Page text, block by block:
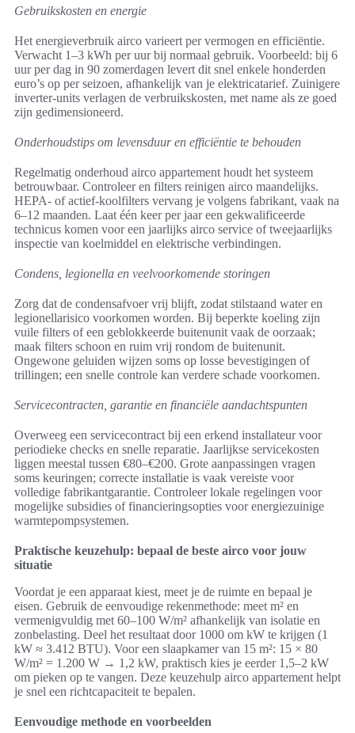
Gebruikskosten en energie
Het energieverbruik airco varieert per vermogen en efficiëntie.
Verwacht 1–3 kWh per uur bij normaal gebruik. Voorbeeld: bij 6
uur per dag in 90 zomerdagen levert dit snel enkele honderden
euro’s op per seizoen, afhankelijk van je elektricatarief. Zuinigere
inverter-units verlagen de verbruikskosten, met name als ze goed
zijn gedimensioneerd.
Onderhoudstips om levensduur en efficiëntie te behouden
Regelmatig onderhoud airco appartement houdt het systeem
betrouwbaar. Controleer en filters reinigen airco maandelijks.
HEPA- of actief-koolfilters vervang je volgens fabrikant, vaak na
6–12 maanden. Laat één keer per jaar een gekwalificeerde
technicus komen voor een jaarlijks airco service of tweejaarlijks
inspectie van koelmiddel en elektrische verbindingen.
Condens, legionella en veelvoorkomende storingen
Zorg dat de condensafvoer vrij blijft, zodat stilstaand water en
legionellarisico voorkomen worden. Bij beperkte koeling zijn
vuile filters of een geblokkeerde buitenunit vaak de oorzaak;
maak filters schoon en ruim vrij rondom de buitenunit.
Ongewone geluiden wijzen soms op losse bevestigingen of
trillingen; een snelle controle kan verdere schade voorkomen.
Servicecontracten, garantie en financiële aandachtspunten
Overweeg een servicecontract bij een erkend installateur voor
periodieke checks en snelle reparatie. Jaarlijkse servicekosten
liggen meestal tussen €80–€200. Grote aanpassingen vragen
soms keuringen; correcte installatie is vaak vereiste voor
volledige fabrikantgarantie. Controleer lokale regelingen voor
mogelijke subsidies of financieringsopties voor energiezuinige
warmtepompsystemen.
Praktische keuzehulp: bepaal de beste airco voor jouw
situatie
Voordat je een apparaat kiest, meet je de ruimte en bepaal je
eisen. Gebruik de eenvoudige rekenmethode: meet m² en
vermenigvuldig met 60–100 W/m² afhankelijk van isolatie en
zonbelasting. Deel het resultaat door 1000 om kW te krijgen (1
kW ≈ 3.412 BTU). Voor een slaapkamer van 15 m²: 15 × 80
W/m² = 1.200 W → 1,2 kW, praktisch kies je eerder 1,5–2 kW
om pieken op te vangen. Deze keuzehulp airco appartement helpt
je snel een richtcapaciteit te bepalen.
Eenvoudige methode en voorbeelden